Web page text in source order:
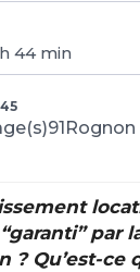
44 min
par
? Qu’est-ce